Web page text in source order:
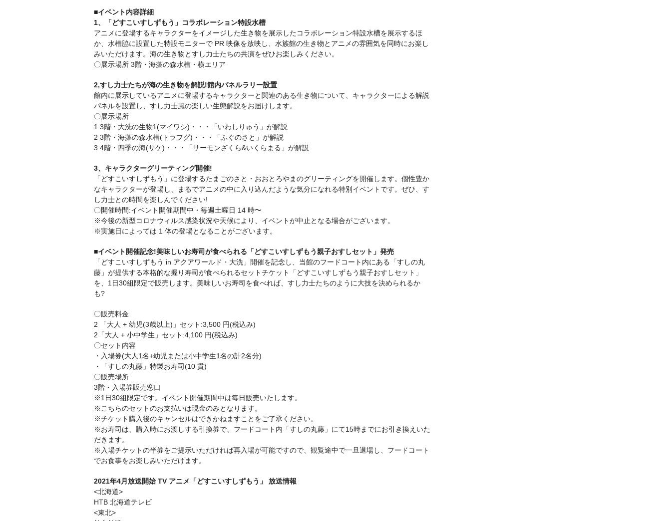
■イベント内容詳細
1、「どすこいすしずもう」コラボレーション特設水槽
アニメに登場するキャラクターをイメージした生き物を展示したコラボレーション特設水槽を展示するほ
か、水槽脇に設置した特設モニターで PR 映像を放映し、水族館の生き物とアニメの雰囲気を同時にお楽し
みいただけます。海の生き物とすし力士たちの共演をぜひお楽しみください。
〇展示場所 3階・海藻の森水槽・横エリア
2,すし力士たちが海の生き物を解説!館内パネルラリー設置
館内に展示しているアニメに登場するキャラクターと関連のある生き物について、キャラクターによる解説
パネルを設置し、すし力士風の楽しい生態解説をお届けします。
〇展示場所
1 3階・大洗の生物1(マイワシ)・・・「いわしりゅう」が解説
2 3階・海藻の森水槽(トラフグ)・・・「ふぐのさと」が解説
3 4階・四季の海(サケ)・・・「サーモンざくら&いくらまる」が解説
3、キャラクターグリーティング開催!
「どすこいすしずもう」に登場するたまごのさと・おおとろやまのグリーティングを開催します。個性豊か
なキャラクターが登場し、まるでアニメの中に入り込んだような気分になれる特別イベントです。ぜひ、す
し力士との時間を楽しんでください!
〇開催時間:イベント開催期間中・毎週土曜日 14 時〜
※今後の新型コロナウィルス感染状況や天候により、イベントが中止となる場合がございます。
※実施日によっては 1 体の登場となることがございます。
■イベント開催記念!美味しいお寿司が食べられる「どすこいすしずもう親子おすしセット」発売
「どすこいすしずもう in アクアワールド・大洗」開催を記念し、当館のフードコート内にある「すしの丸
藤」が提供する本格的な握り寿司が食べられるセットチケット「どすこいすしずもう親子おすしセット」
を、1日30組限定で販売します。美味しいお寿司を食べれば、すし力士たちのように大技を決められるか
も?
〇販売料金
2 「大人 + 幼児(3歳以上)」セット:3,500 円(税込み)
2「大人 + 小中学生」セット:4,100 円(税込み)
〇セット内容
・入場券(大人1名+幼児または小中学生1名の計2名分)
・「すしの丸藤」特製お寿司(10 貫)
〇販売場所
3階・入場券販売窓口
※1日30組限定です。イベント開催期間中は毎日販売いたします。
※こちらのセットのお支払いは現金のみとなります。
※チケット購入後のキャンセルはできかねますことをご了承ください。
※お寿司は、購入時にお渡しする引換券で、フードコート内「すしの丸藤」にて15時までにお引き換えいた
だきます。
※入場チケットの半券をご提示いただければ再入場が可能ですので、観覧途中で一旦退場し、フードコート
でお食事をお楽しみいただけます。
2021年4月放送開始 TV アニメ「どすこいすしずもう」 放送情報
<北海道>
HTB 北海道テレビ
<東北>